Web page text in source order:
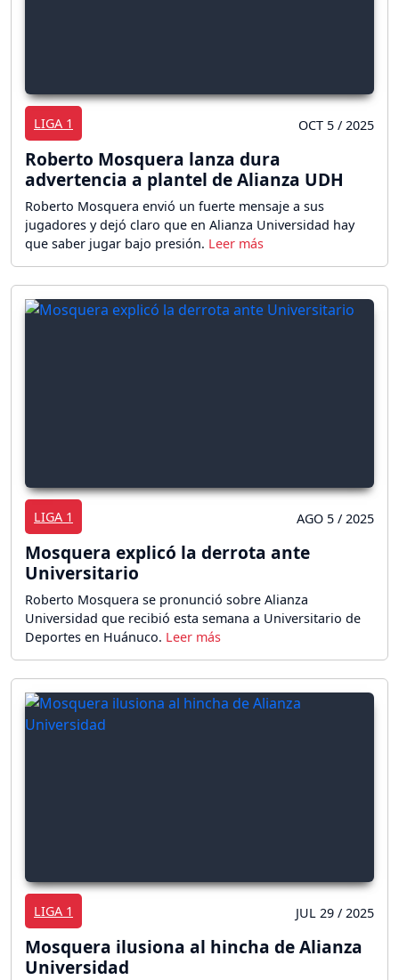
LIGA 1 OCT 5 / 2025
Roberto Mosquera lanza dura
advertencia a plantel de Alianza UDH
Roberto Mosquera envió un fuerte mensaje a sus
jugadores y dejó claro que en Alianza Universidad hay
que saber jugar bajo presión.
LIGA 1 AGO 5 / 2025
Mosquera explicó la derrota ante
Universitario
Roberto Mosquera se pronunció sobre Alianza
Universidad que recibió esta semana a Universitario de
Deportes en Huánuco.
LIGA 1 JUL 29 / 2025
Mosquera ilusiona al hincha de Alianza
Universidad